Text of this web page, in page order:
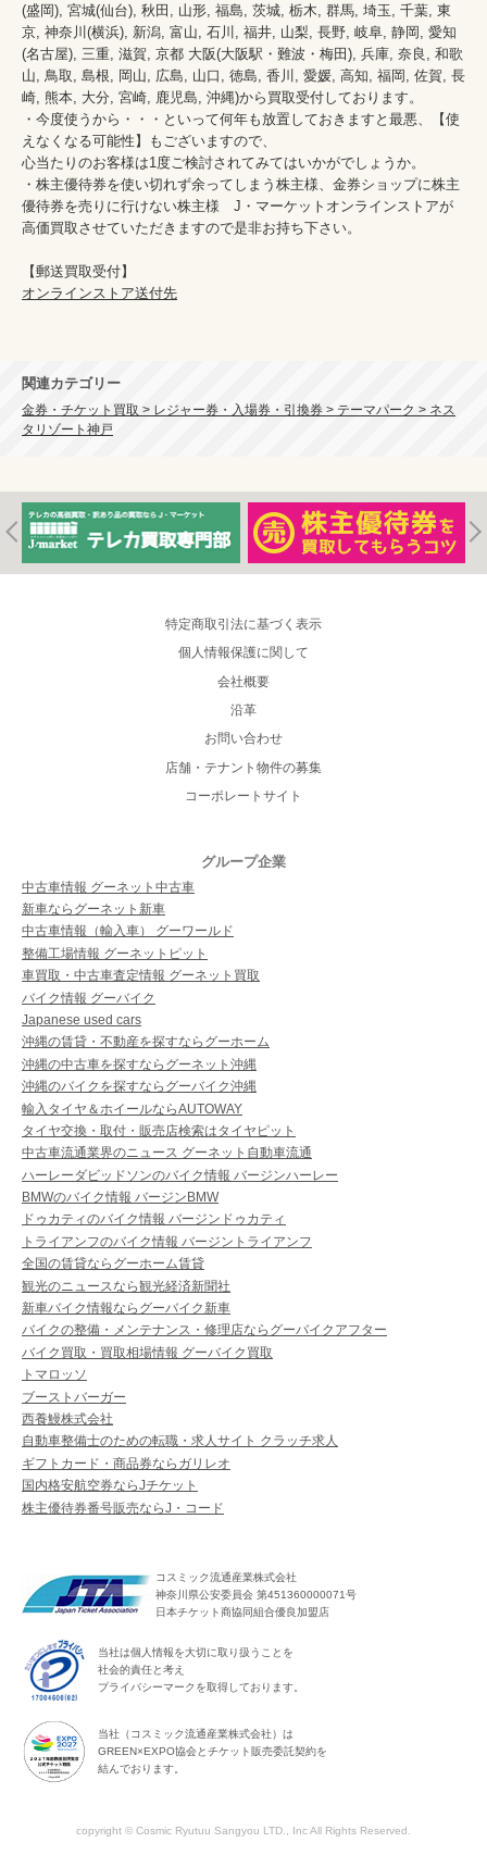
(盛岡), 宮城(仙台), 秋田, 山形, 福島, 茨城, 栃木, 群馬, 埼玉, 千葉, 東
京, 神奈川(横浜), 新潟, 富山, 石川, 福井, 山梨, 長野, 岐阜, 静岡, 愛知
(名古屋), 三重, 滋賀, 京都 大阪(大阪駅・難波・梅田), 兵庫, 奈良, 和歌
山, 鳥取, 島根, 岡山, 広島, 山口, 徳島, 香川, 愛媛, 高知, 福岡, 佐賀, 長
崎, 熊本, 大分, 宮崎, 鹿児島, 沖縄)から買取受付しております。
・今度使うから・・・といって何年も放置しておきますと最悪、【使
えなくなる可能性】もございますので、
心当たりのお客様は1度ご検討されてみてはいかがでしょうか。
・株主優待券を使い切れず余ってしまう株主様、金券ショップに株主
優待券を売りに行けない株主様　J・マーケットオンラインストアが
高価買取させていただきますので是非お持ち下さい。
オンラインストア送付先
関連カテゴリー
金券・チケット買取 > レジャー券・入場券・引換券 > テーマパーク > ネス
タリゾート神戸
特定商取引法に基づく表示
個人情報保護に関して
会社概要
沿革
お問い合わせ
店舗・テナント物件の募集
コーポレートサイト
グループ企業
中古車情報 グーネット中古車
新車ならグーネット新車
中古車情報（輸入車） グーワールド
整備工場情報 グーネットピット
車買取・中古車査定情報 グーネット買取
バイク情報 グーバイク
Japanese used cars
沖縄の賃貸・不動産を探すならグーホーム
沖縄の中古車を探すならグーネット沖縄
沖縄のバイクを探すならグーバイク沖縄
輸入タイヤ＆ホイールならAUTOWAY
タイヤ交換・取付・販売店検索はタイヤピット
中古車流通業界のニュース グーネット自動車流通
ハーレーダビッドソンのバイク情報 バージンハーレー
BMWのバイク情報 バージンBMW
ドゥカティのバイク情報 バージンドゥカティ
トライアンフのバイク情報 バージントライアンフ
全国の賃貸ならグーホーム賃貸
観光のニュースなら観光経済新聞社
新車バイク情報ならグーバイク新車
バイクの整備・メンテナンス・修理店ならグーバイクアフター
バイク買取・買取相場情報 グーバイク買取
トマロッソ
ブーストバーガー
西養鰻株式会社
自動車整備士のための転職・求人サイト クラッチ求人
ギフトカード・商品券ならガリレオ
国内格安航空券ならJチケット
株主優待券番号販売ならJ・コード
コスミック流通産業株式会社
神奈川県公安委員会 第451360000071号
日本チケット商協同組合優良加盟店
当社は個人情報を大切に取り扱うことを
社会的責任と考え
プライバシーマークを取得しております。
当社（コスミック流通産業株式会社）は
GREEN×EXPO協会とチケット販売委託契約を
結んでおります。
copyright © Cosmic Ryutuu Sangyou LTD., Inc All Rights Reserved.